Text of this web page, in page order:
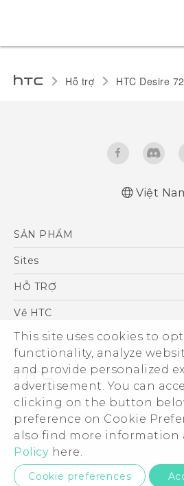
This site uses cookies to
functionality, analyze
and provide personalized
advertisement. You can
clicking on the button
preference on Cookie
also find more information
Policy here.
Cookie preferences
Hỗ trợ HTC Desire
Việt
SẢN PHẨM
5G
Điện Thoại Thông Minh
VIVE
Sites
HTC Dev
HỖ TRỢ
Trung tâm hỗ trợ
Hỗ trợ bảo hành HTC
Về HTC
ESG
Nhà đầu tư
Làm việc tại HTC
Chính sách bảo mật
Bảo mật sản phẩm
Thông Tin Đấu Thầu
Security and Privacy
© 2011-2026 HTC Corporation
Legal Terms
Privacy Contact:Global-